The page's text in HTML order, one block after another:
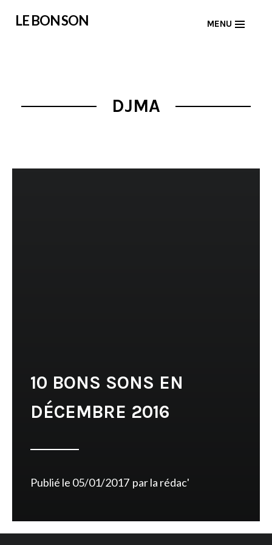
LE BON SON MENU
DJMA
10 BONS SONS EN
DÉCEMBRE 2016
Publié le 05/01/2017 parla rédac'